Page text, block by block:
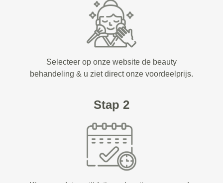
Selecteer op onze website de beauty
behandeling & u ziet direct onze voordeelprijs.
Stap 2